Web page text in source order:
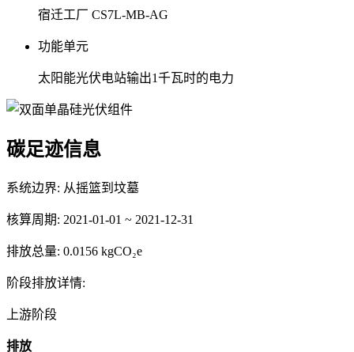
宿迁工厂 CS7L-MB-AG
功能单元
太阳能光伏电站输出1千瓦时的电力
碳足迹信息
系统边界: 从摇篮到坟墓
核算周期: 2021-01-01 ~ 2021-12-31
排放总量: 0.0156 kgCO₂e
阶段排放详情:
上游阶段
排放